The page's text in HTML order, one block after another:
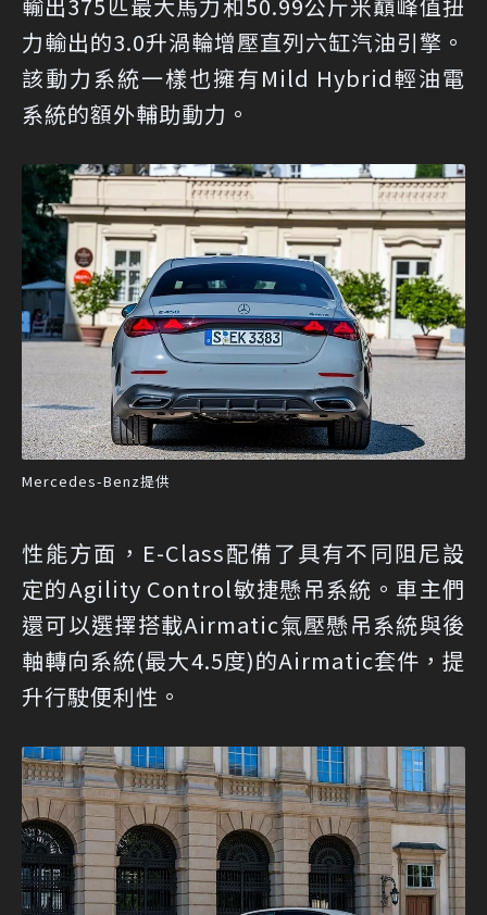
力輸出的3.0升渦輪增壓直列六缸汽油引擎。
該動力系統一樣也擁有Mild Hybrid輕油電
系統的額外輔助動力。
Mercedes-Benz提供
性能方面，E-Class配備了具有不同阻尼設
定的Agility Control敏捷懸吊系統。車主們
還可以選擇搭載Airmatic氣壓懸吊系統與後
軸轉向系統(最大4.5度)的Airmatic套件，提
升行駛便利性。